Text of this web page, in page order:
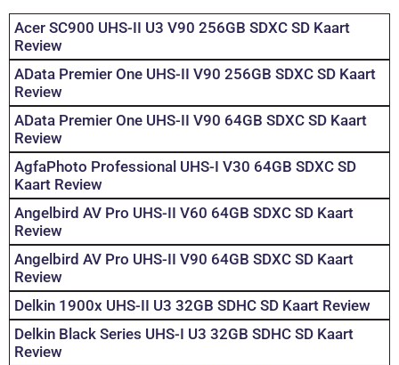
Acer SC900 UHS-II U3 V90 256GB SDXC SD Kaart
Review
AData Premier One UHS-II V90 256GB SDXC SD Kaart
Review
AData Premier One UHS-II V90 64GB SDXC SD Kaart
Review
AgfaPhoto Professional UHS-I V30 64GB SDXC SD
Kaart Review
Angelbird AV Pro UHS-II V60 64GB SDXC SD Kaart
Review
Angelbird AV Pro UHS-II V90 64GB SDXC SD Kaart
Review
Delkin 1900x UHS-II U3 32GB SDHC SD Kaart Review
Delkin Black Series UHS-I U3 32GB SDHC SD Kaart
Review